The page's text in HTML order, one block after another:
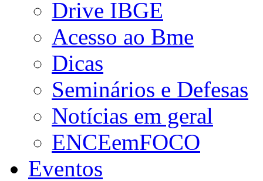
Drive IBGE
Acesso ao Bme
Dicas
Seminários e Defesas
Notícias em geral
ENCEemFOCO
Eventos